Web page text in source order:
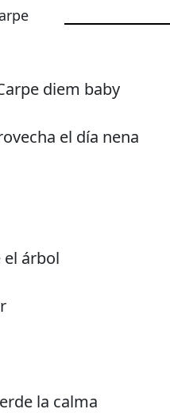
diem baby
el día nena
el árbol
la calma